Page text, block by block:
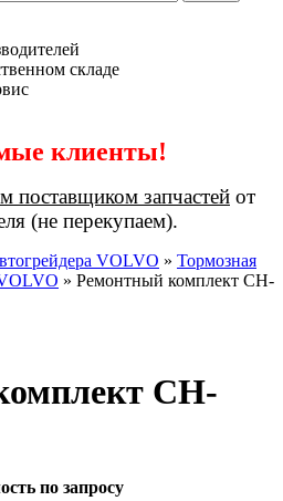
складе
клиенты!
поставщиком запчастей от
(не перекупаем).
VOLVO » Тормозная
» Ремонтный комплект CH-
CH-
по запросу